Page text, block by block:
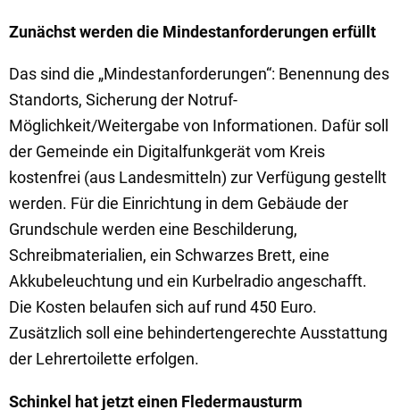
Zunächst werden die Mindestanforderungen erfüllt
Das sind die „Mindestanforderungen“: Benennung des
Standorts, Sicherung der Notruf-
Möglichkeit/Weitergabe von Informationen. Dafür soll
der Gemeinde ein Digitalfunkgerät vom Kreis
kostenfrei (aus Landesmitteln) zur Verfügung gestellt
werden. Für die Einrichtung in dem Gebäude der
Grundschule werden eine Beschilderung,
Schreibmaterialien, ein Schwarzes Brett, eine
Akkubeleuchtung und ein Kurbelradio angeschafft.
Die Kosten belaufen sich auf rund 450 Euro.
Zusätzlich soll eine behindertengerechte Ausstattung
der Lehrertoilette erfolgen.
Schinkel hat jetzt einen Fledermausturm